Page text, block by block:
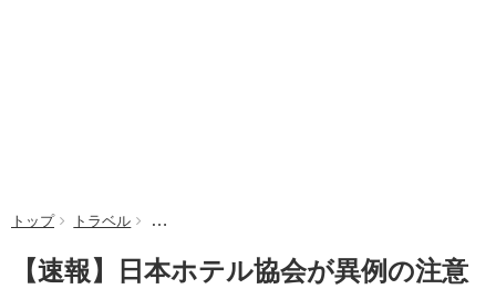
トップ トラベル 【速報】日本ホテル協会が異例の注意喚起 「
【速報】日本ホテル協会が異例の注意